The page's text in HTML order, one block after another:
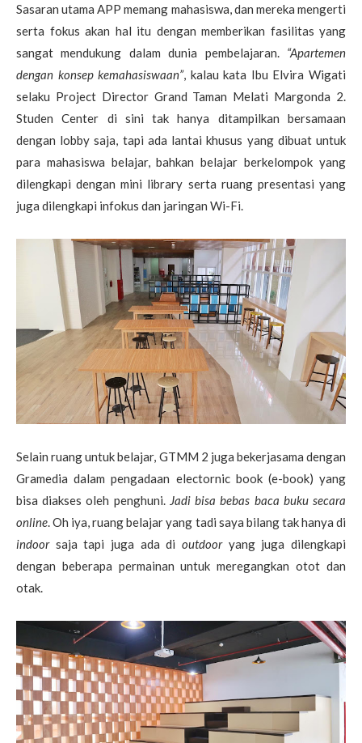
Sasaran utama APP memang mahasiswa, dan mereka mengerti
serta fokus akan hal itu dengan memberikan fasilitas yang
sangat mendukung dalam dunia pembelajaran. “Apartemen
dengan konsep kemahasiswaan”, kalau kata Ibu Elvira Wigati
selaku Project Director Grand Taman Melati Margonda 2.
Studen Center di sini tak hanya ditampilkan bersamaan
dengan lobby saja, tapi ada lantai khusus yang dibuat untuk
para mahasiswa belajar, bahkan belajar berkelompok yang
dilengkapi dengan mini library serta ruang presentasi yang
juga dilengkapi infokus dan jaringan Wi-Fi.
Selain ruang untuk belajar, GTMM 2 juga bekerjasama dengan
Gramedia dalam pengadaan electornic book (e-book) yang
bisa diakses oleh penghuni. Jadi bisa bebas baca buku secara
online. Oh iya, ruang belajar yang tadi saya bilang tak hanya di
indoorsaja tapi juga ada di outdooryang juga dilengkapi
dengan beberapa permainan untuk meregangkan otot dan
otak.